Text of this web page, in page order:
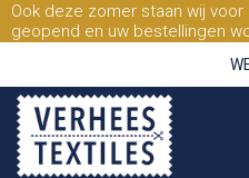
Ook deze zomer staan wij voor
geopend en uw bestellingen